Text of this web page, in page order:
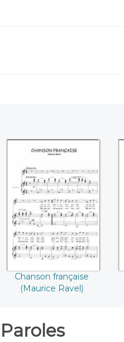
Chanson française
((Maurice Ravel))
Chanson française
(Maurice Ravel)
Paroles